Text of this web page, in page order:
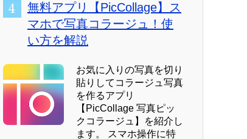
無料アプリ【PicCollage】ス
マホで写真コラージュ！使
い方を解説
お気に入りの写真を切り
貼りしてコラージュ写真
を作るアプリ
【PicCollage 写真ピッ
クコラージュ】を紹介し
ます。 スマホ操作に特